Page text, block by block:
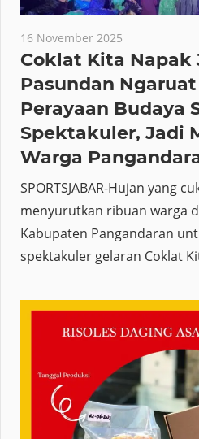
16 November 2025
Coklat Kita Napak
Pasundan
Perayaan Budaya
Spektakuler, Jadi
Warga
SPORTSJABAR-Hujan yang
menyurutkan ribuan warga
Kabupaten Pangandaran
spektakuler gelaran Coklat